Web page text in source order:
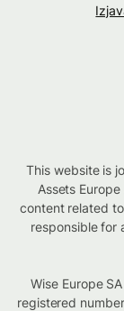
This website is
Assets
content related
responsible for
Wise Europe
registered